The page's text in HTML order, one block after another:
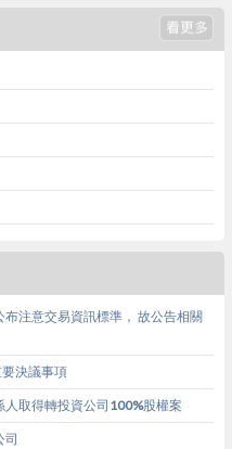
注意交易資訊標準， 故公告相關
決議事項
取得轉投資公司100%股權案
司